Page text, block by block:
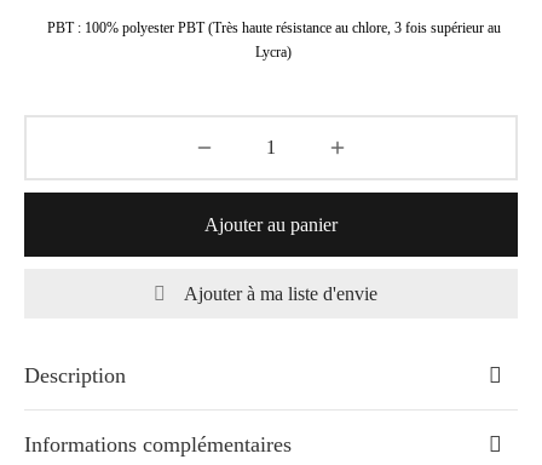
PBT : 100% polyester PBT (Très haute résistance au chlore, 3 fois supérieur au
Lycra)
Ajouter au panier
Ajouter à ma liste d'envie
Description
Informations complémentaires